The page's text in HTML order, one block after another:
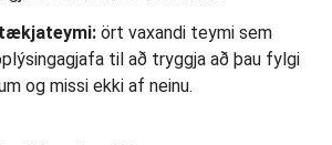
ört vaxandi teymi sem
til að tryggja að þau fylgi
og missi ekki af neinu.